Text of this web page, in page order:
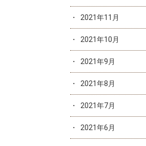
2021年11月
2021年10月
2021年9月
2021年8月
2021年7月
2021年6月